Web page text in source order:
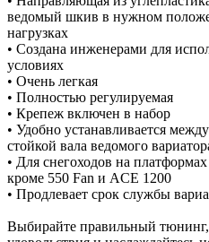
ведомый шкив в нужном
нагрузках
• Создана инженерами для
условиях
• Очень легкая
• Полностью регулируемая
• Крепеж включен в набор
• Удобно устанавливается
стойкой вала ведомого
• Для снегоходов на
кроме 550 Fan и ACE 1200
• Продлевает срок службы
Выбирайте правильный